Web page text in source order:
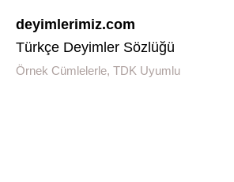
deyimlerimiz.com
Türkçe Deyimler Sözlüğü
Örnek Cümlelerle, TDK Uyumlu